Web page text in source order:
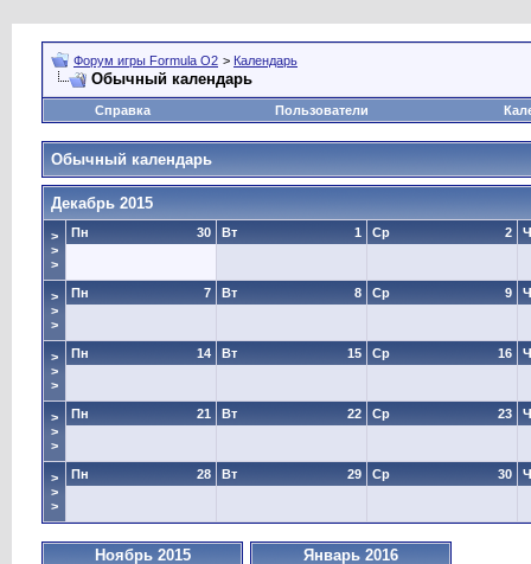
Форум игры Formula O2 > Календарь
Обычный календарь
Справка Пользователи
Обычный календарь
Декабрь 2015
>
>
>
30
Пн 1
Вт 2
Ср
>
>
>
7
Пн 8
Вт 9
Ср
>
>
>
14
Пн 15
Вт 16
Ср
>
>
>
21
Пн 22
Вт 23
Ср
>
>
>
28
Пн 29
Вт 30
Ср
Ноябрь 2015 Январь 2016